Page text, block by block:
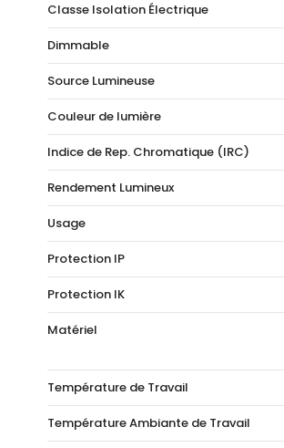
Classe Isolation Électrique
Dimmable
Source Lumineuse
Couleur de lumière
Indice de Rep. Chromatique (IRC)
Rendement Lumineux
Usage
Protection IP
Protection IK
Matériel
Température de Travail
Température Ambiante de Travail